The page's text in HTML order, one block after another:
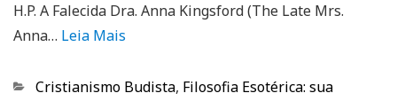
H.P. A Falecida Dra. Anna Kingsford (The Late Mrs.
Anna… Leia Mais
Categorias
Cristianismo Budista, Filosofia Esotérica: sua